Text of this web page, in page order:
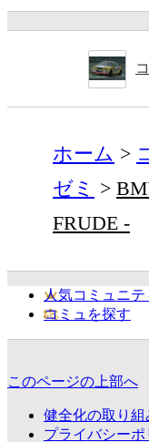
ホーム
ゼミ
FRUDE -
人気コミュニテ
コミュを探す
このページの上部へ
健全化の取り組
プライバシーポ